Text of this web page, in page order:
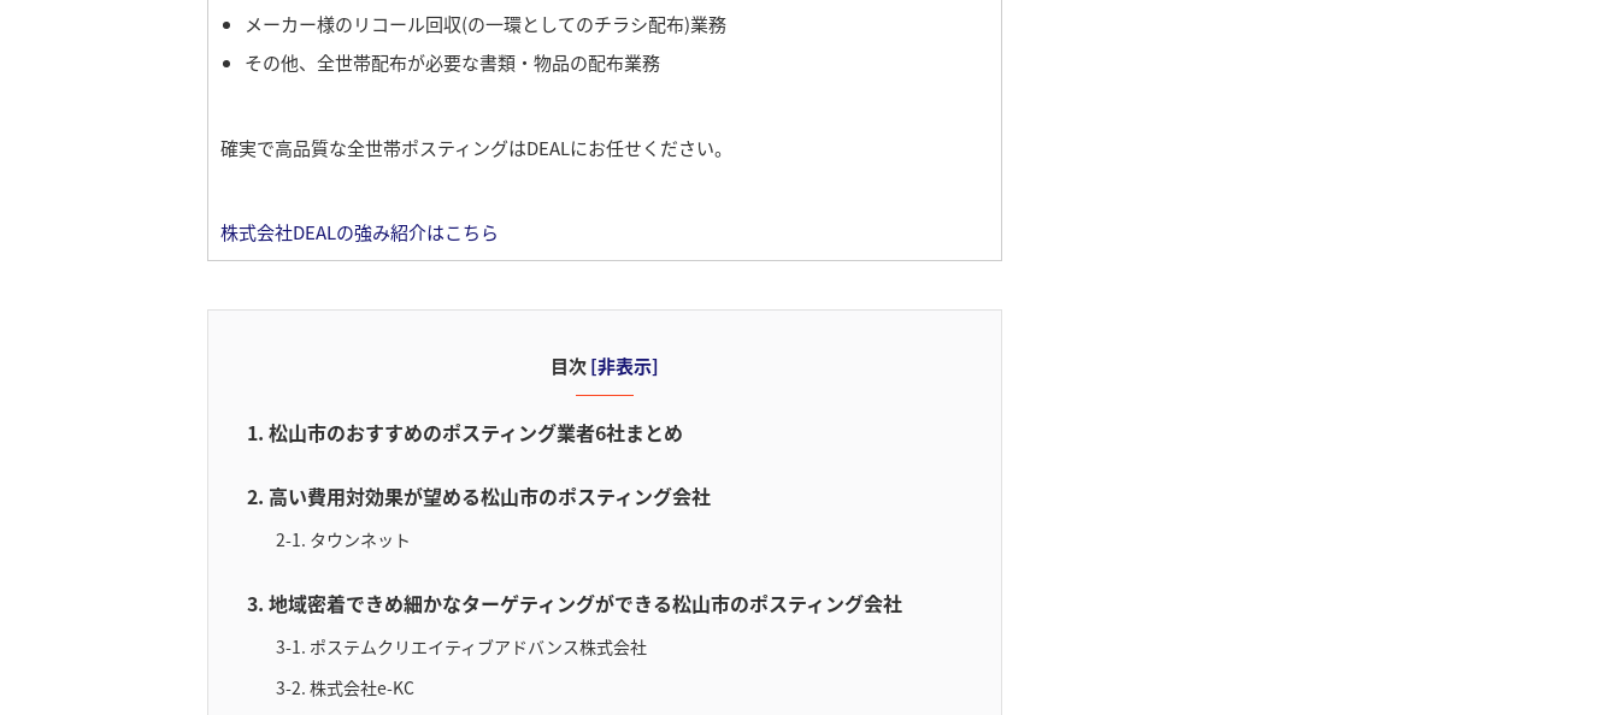
メーカー様のリコール回収(の一環としてのチラシ配布)業務
その他、全世帯配布が必要な書類・物品の配布業務
確実で高品質な全世帯ポスティングはDEALにお任せください。
株式会社DEALの強み紹介はこちら
目次[非表示]
1. 松山市のおすすめのポスティング業者6社まとめ
2. 高い費用対効果が望める松山市のポスティング会社
2-1. タウンネット
3. 地域密着できめ細かなターゲティングができる松山市のポスティング会社
3-1. ポステムクリエイティブアドバンス株式会社
3-2. 株式会社e-KC